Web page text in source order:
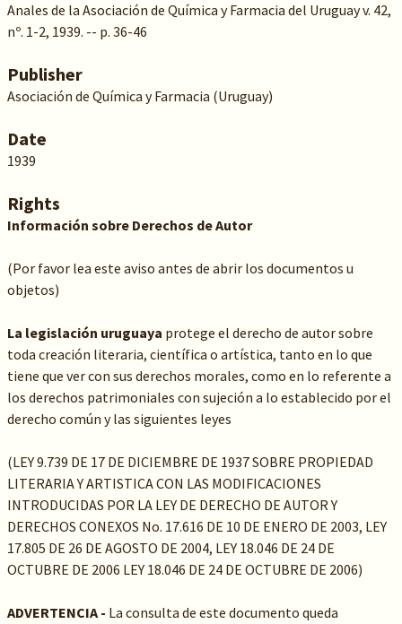
Anales de la Asociación de Química y Farmacia del Uruguay v. 42,
nº. 1-2, 1939. -- p. 36-46
Publisher
Asociación de Química y Farmacia (Uruguay)
Date
1939
Rights
Información sobre Derechos de Autor
(Por favor lea este aviso antes de abrir los documentos u
objetos)
La legislación uruguaya protege el derecho de autor sobre
toda creación literaria, científica o artística, tanto en lo que
tiene que ver con sus derechos morales, como en lo referente a
los derechos patrimoniales con sujeción a lo establecido por el
derecho común y las siguientes leyes
(LEY 9.739 DE 17 DE DICIEMBRE DE 1937 SOBRE PROPIEDAD
LITERARIA Y ARTISTICA CON LAS MODIFICACIONES
INTRODUCIDAS POR LA LEY DE DERECHO DE AUTOR Y
DERECHOS CONEXOS No. 17.616 DE 10 DE ENERO DE 2003, LEY
17.805 DE 26 DE AGOSTO DE 2004, LEY 18.046 DE 24 DE
OCTUBRE DE 2006 LEY 18.046 DE 24 DE OCTUBRE DE 2006)
ADVERTENCIA - La consulta de este documento queda